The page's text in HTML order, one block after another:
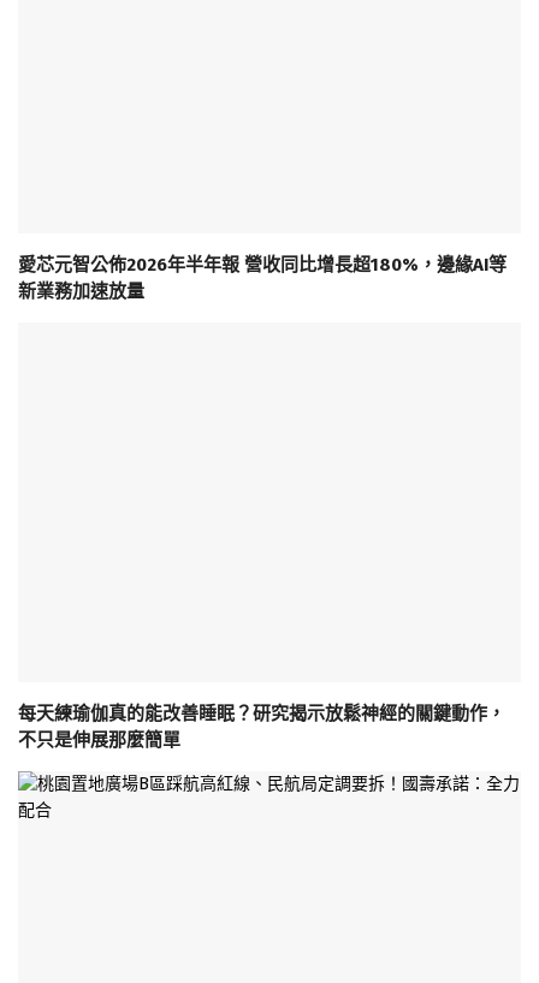
愛芯元智公佈2026年半年報 營收同比增長超180%，邊緣AI等
新業務加速放量
每天練瑜伽真的能改善睡眠？研究揭示放鬆神經的關鍵動作，
不只是伸展那麼簡單